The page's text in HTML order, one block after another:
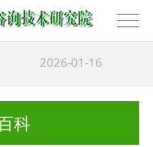
2026-01-16
告 2025-02-09
科